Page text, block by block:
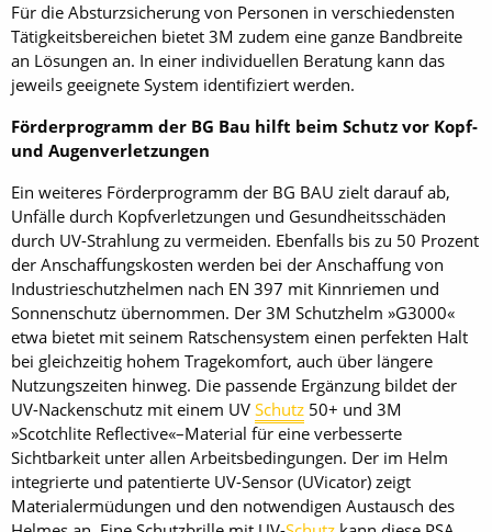
Für die Absturzsicherung von Personen in verschiedensten
Tätigkeitsbereichen bietet 3M zudem eine ganze Bandbreite
an Lösungen an. In einer individuellen Beratung kann das
jeweils geeignete System identifiziert werden.
Förderprogramm der BG Bau hilft beim Schutz vor Kopf-
und Augenverletzungen
Ein weiteres Förderprogramm der BG BAU zielt darauf ab,
Unfälle durch Kopfverletzungen und Gesundheitsschäden
durch UV-Strahlung zu vermeiden. Ebenfalls bis zu 50 Prozent
der Anschaffungskosten werden bei der Anschaffung von
Industrieschutzhelmen nach EN 397 mit Kinnriemen und
Sonnenschutz übernommen. Der 3M Schutzhelm »G3000«
etwa bietet mit seinem Ratschensystem einen perfekten Halt
bei gleichzeitig hohem Tragekomfort, auch über längere
Nutzungszeiten hinweg. Die passende Ergänzung bildet der
UV-Nackenschutz mit einem UV Schutz 50+ und 3M
»Scotchlite Reflective«–Material für eine verbesserte
Sichtbarkeit unter allen Arbeitsbedingungen. Der im Helm
integrierte und patentierte UV-Sensor (UVicator) zeigt
Materialermüdungen und den notwendigen Austausch des